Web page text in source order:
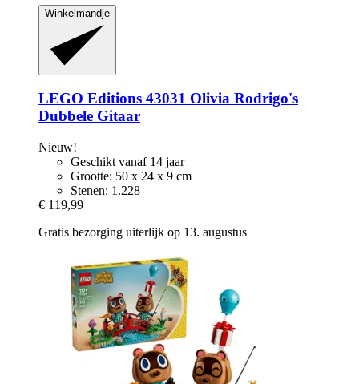
Winkelmandje
LEGO Editions 43031 Olivia Rodrigo's
Dubbele Gitaar
Nieuw!
Geschikt vanaf 14 jaar
Grootte: 50 x 24 x 9 cm
Stenen: 1.228
€ 119,99
Gratis bezorging uiterlijk op 13. augustus